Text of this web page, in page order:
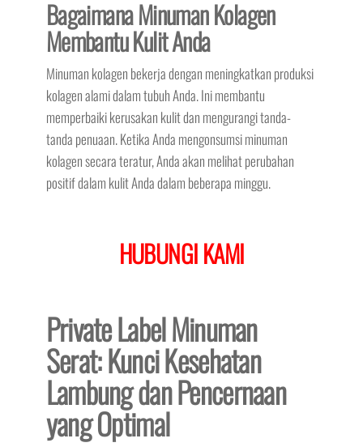
Bagaimana Minuman Kolagen
Membantu Kulit Anda
Minuman kolagen bekerja dengan meningkatkan produksi
kolagen alami dalam tubuh Anda. Ini membantu
memperbaiki kerusakan kulit dan mengurangi tanda-
tanda penuaan. Ketika Anda mengonsumsi minuman
kolagen secara teratur, Anda akan melihat perubahan
positif dalam kulit Anda dalam beberapa minggu.
HUBUNGI KAMI
Private Label Minuman
Serat: Kunci Kesehatan
Lambung dan Pencernaan
yang Optimal